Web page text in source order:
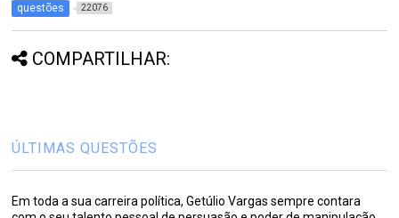
questões 22076
COMPARTILHAR:
ÚLTIMAS QUESTÕES
Em toda a sua carreira política, Getúlio Vargas sempre contara